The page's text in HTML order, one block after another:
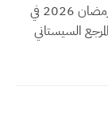
امساكية شهر رمضان 2026 في
السيستاني